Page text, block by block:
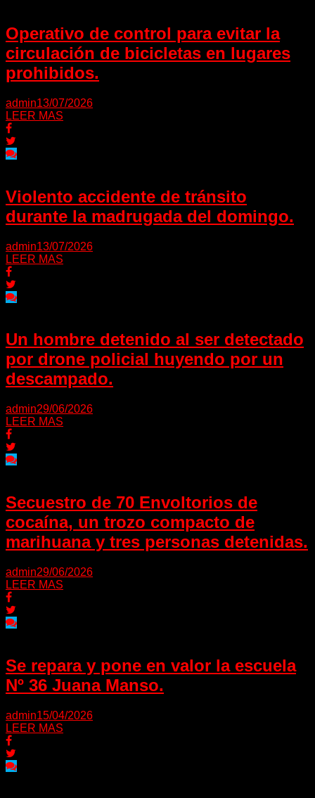
Operativo de control para evitar la
circulación de bicicletas en lugares
prohibidos.
admin13/07/2026
LEER MAS
Violento accidente de tránsito
durante la madrugada del domingo.
admin13/07/2026
LEER MAS
Un hombre detenido al ser detectado
por drone policial huyendo por un
descampado.
admin29/06/2026
LEER MAS
Secuestro de 70 Envoltorios de
cocaína, un trozo compacto de
marihuana y tres personas detenidas.
admin29/06/2026
LEER MAS
Se repara y pone en valor la escuela
Nº 36 Juana Manso.
admin15/04/2026
LEER MAS